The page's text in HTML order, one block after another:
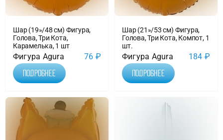
Шар (19»/48 см) Фигура,
Голова, Три Кота,
Карамелька, 1 шт
Фигура Agura 76 ₽
Подробнее
Шар (21»/53 см) Фигура,
Голова, Три Кота, Компот, 1
шт.
Фигура Agura 184 ₽
Подробнее